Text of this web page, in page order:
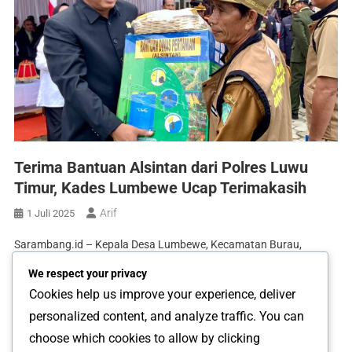
Terima Bantuan Alsintan dari Polres Luwu
Timur, Kades Lumbewe Ucap Terimakasih
1 Juli 2025 Arif
Sarambang.id – Kepala Desa Lumbewe, Kecamatan Burau,
sarana pertanian (alsintan) yang diberikan oleh Kepolisian Resor
(Polres) Luwu Timur. Penyerahan bantuan tersebut dilakukan
secara simbolis di halaman Mapolres Luwu Timur, Senin
(1/7/2025), sebagai bagian dari rangkaian upacara peringatan
We respect your privacy
Cookies help us improve your experience, deliver
personalized content, and analyze traffic. You can
choose which cookies to allow by clicking